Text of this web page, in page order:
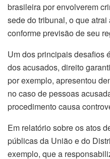
brasileira por envolverem
sede do tribunal, o que
conforme previsão de seu
Um dos principais desafios
dos acusados, direito
por exemplo, apresentou
no caso de pessoas
procedimento causa
Em relatório sobre os atos
públicas da União e do
exemplo, que a